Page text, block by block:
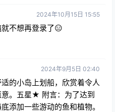
2024年10月15日 15:55
不想再登录了😑
2024年9月5日 02:40
的小岛上划船，欣赏着令人
。五星★ 附言：为了达到
添加一些游动的鱼和植物。